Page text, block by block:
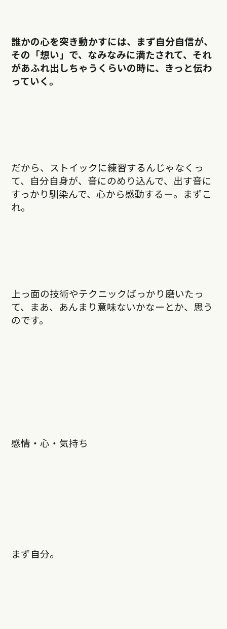
誰かの心を突き動かすには、まず自分自信が、
その「想い」で、なみなみに満たされて、それ
があふれ出しちゃうくらいの時に、きっと伝わ
っていく。
だから、ストイックに練習するんじゃなくっ
て、自分自身が、音にのめり込んで、出す音に
すっかり馴染んで、心から感動するー。まずこ
れ。
上っ面の技術やテクニックばっかり磨いたっ
て、まあ、あんまり意味ないかなーとか、思う
のです。
感情・心・気持ち
まず自分。